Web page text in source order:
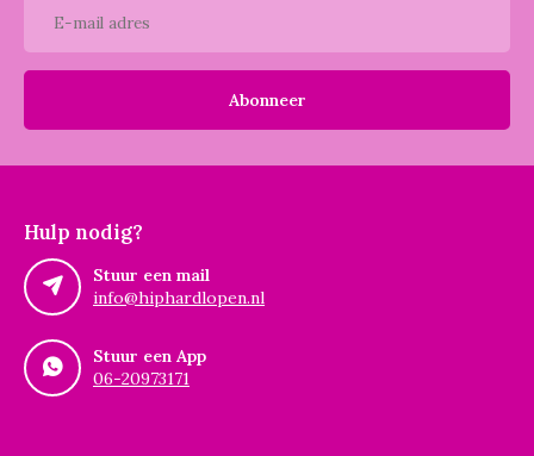
Abonneer
Hulp nodig?
Stuur een mail
info@hiphardlopen.nl
Stuur een App
06-20973171